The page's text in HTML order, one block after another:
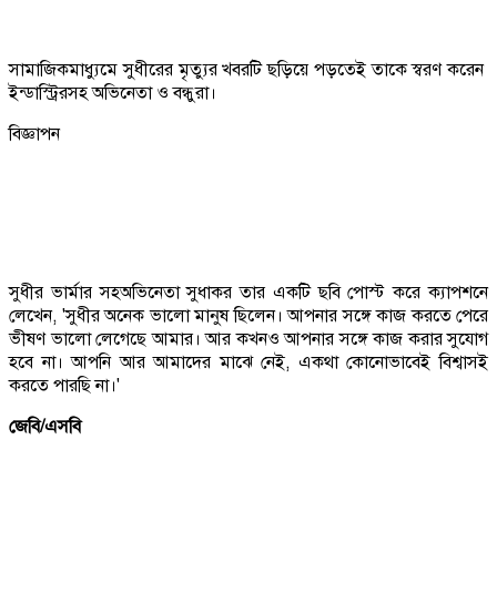
সামাজিকমাধ্যুমে সুধীরের মৃত্যুর খবরটি ছড়িয়ে পড়তেই তাকে স্বরণ করেন
ইন্ডাস্ট্রিরসহ অভিনেতা ও বন্ধুরা।
বিজ্ঞাপন
সুধীর ভার্মার সহঅভিনেতা সুধাকর তার একটি ছবি পোস্ট করে ক্যাপশনে
লেখেন, 'সুধীর অনেক ভালো মানুষ ছিলেন। আপনার সঙ্গে কাজ করতে পেরে
ভীষণ ভালো লেগেছে আমার। আর কখনও আপনার সঙ্গে কাজ করার সুযোগ
হবে না। আপনি আর আমাদের মাঝে নেই, একথা কোনোভাবেই বিশ্বাসই
করতে পারছি না।'
জেবি/এসবি